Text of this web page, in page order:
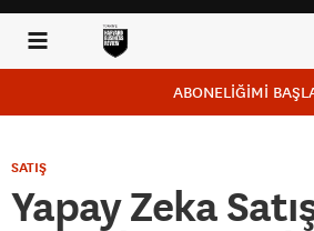
ABONELİĞİMİ
SATIŞ
Yapay Zeka